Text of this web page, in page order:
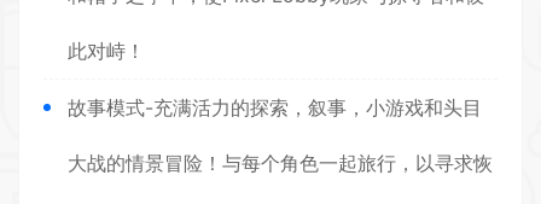
此对峙！
故事模式-充满活力的探索，叙事，小游戏和头目
大战的情景冒险！与每个角色一起旅行，以寻求恢